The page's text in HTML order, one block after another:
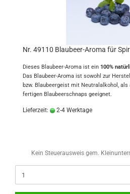
Nr. 49110 Blaubeer-Aroma für
Dieses Blaubeer-Aroma ist ein 100%
Das Blaubeer-Aroma ist sowohl zur
bzw. Blaubeergeist mit Neutralalkohol, als
fertigen Blaubeerschnaps geeignet.
Lieferzeit: 2-4 Werktage
Kein Steuerausweis gem.